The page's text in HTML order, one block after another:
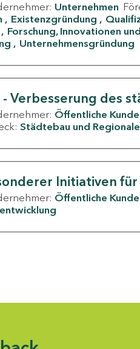
Unternehmen
Existenzgründung
Forschung, Innovationen
Unternehmensgründung
Verbesserung des
Öffentliche
Städtebau und
Initiativen
Öffentliche